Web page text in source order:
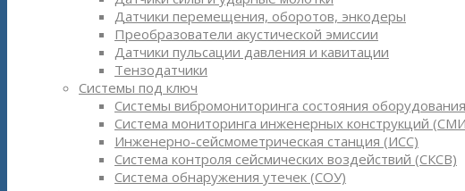
Датчики перемещения, оборотов, энкодеры
Преобразователи акустической эмиссии
Датчики пульсации давления и кавитации
Тензодатчики
Системы под ключ
Системы вибромониторинга состояния оборудования
Система мониторинга инженерных конструкций
Инженерно-сейсмометрическая станция (ИСС)
Система контроля сейсмических воздействий (СКСВ)
Система обнаружения утечек (СОУ)